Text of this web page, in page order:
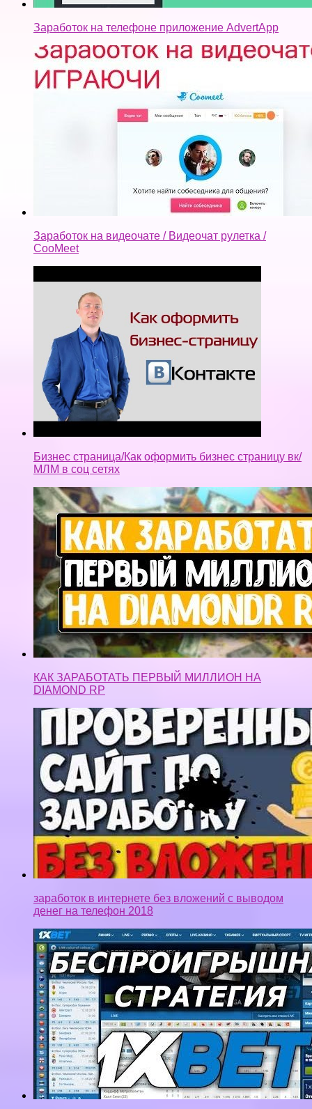
Заработок на телефоне приложение AdvertApp
Заработок на видеочате / Видеочат рулетка /
CooMeet
Бизнес страница/Как оформить бизнес страницу вк/
МЛМ в соц сетях
КАК ЗАРАБОТАТЬ ПЕРВЫЙ МИЛЛИОН НА
DIAMOND RP
заработок в интернете без вложений с выводом
денег на телефон 2018